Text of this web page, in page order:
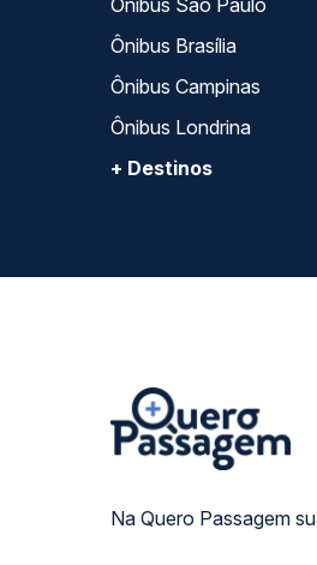
Ônibus São Paulo
Ônibus Brasília
Ônibus Campinas
Ônibus Londrina
+ Destinos
Na Quero Passagem